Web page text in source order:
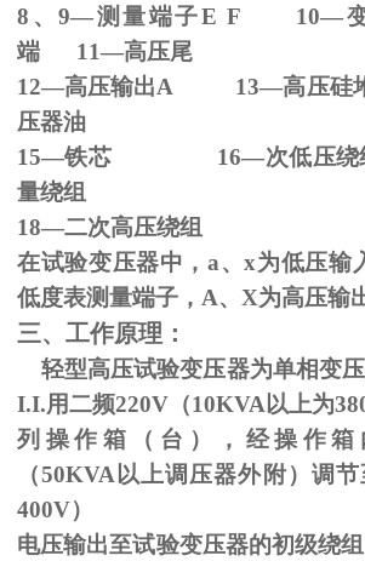
8、9—测量端子E F 10—
端 11—高压尾
12—高压输出A 13—高
压器油
15—铁芯 16—次低
量绕组
18—二次高压绕组
在试验变压器中，a、x为低压输
低度表测量端子， A、 X为高压输
三、工作原理：
轻型高压试验变压器为单相变
I.I.用二频220V （10KVA 以上为
列操作箱（台），经操作箱
（50KVA 以上调压器外附）调节
400V）
电压输出至试验变压器的初级绕